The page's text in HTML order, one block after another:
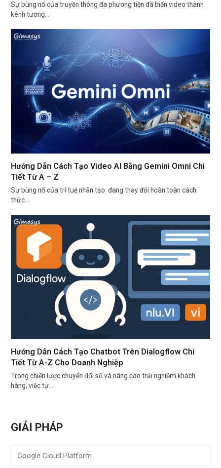
Sự bùng nổ của truyền thông đa phương tiện đã biến video thành
kênh tương…
Hướng Dẫn Cách Tạo Video AI Bằng Gemini Omni Chi
Tiết Từ A – Z
Sự bùng nổ của trí tuệ nhân tạo đang thay đổi hoàn toàn cách
thức…
Hướng Dẫn Cách Tạo Chatbot Trên Dialogflow Chi
Tiết Từ A-Z Cho Doanh Nghiệp
Trong chiến lược chuyển đổi số và nâng cao trải nghiệm khách
hàng, việc tự…
GIẢI PHÁP
Google Cloud Platform